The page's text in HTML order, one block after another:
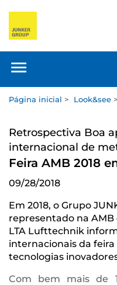
Página inicial > Look&see >
Retrospectiva Boa
internacional de
Feira AMB 2018
09/28/2018
Em 2018, o Grupo
representado na AMB
LTA Lufttechnik
internacionais da
tecnologias
Com bem mais de